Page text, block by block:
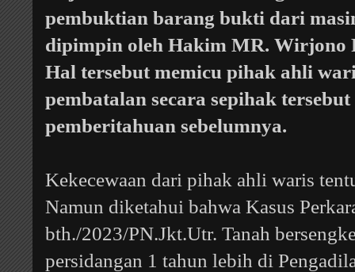
pembuktian barang bukti dari
dipimpin oleh Hakim MR. Wirjono
Hal tersebut memicu pihak ahli
pembatalan secara sepihak
pemberitahuan sebelumnya.
Kekecewaan dari pihak ahli waris
Namun diketahui bahwa Kasus
bth./2023/PN.Jkt.Utr. Tanah
persidangan 1 tahun lebih di